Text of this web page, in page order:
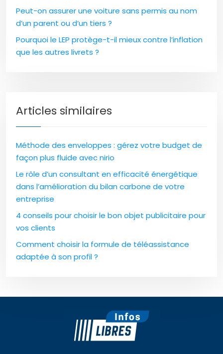
Peut-on assurer une voiture sans permis au nom
d’un parent ou d’un tiers ?
Pourquoi le LEP protège-t-il mieux contre l’inflation
que les autres livrets ?
Articles similaires
Méthode des enveloppes : gérez votre budget de
façon plus fluide avec nirio
Le rôle d’un consultant en efficacité énergétique
dans l’amélioration du bilan carbone de votre
entreprise
4 conseils pour choisir le bon objet publicitaire pour
vos clients
Comment choisir la formule de téléassistance
adaptée à son profil ?